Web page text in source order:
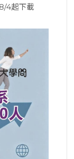
【116學測．英聽．分科】三合一簡章 8/4起下載